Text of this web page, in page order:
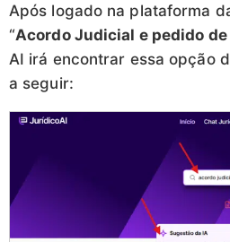
Após logado na plataforma
“Acordo Judicial e pedido
AI irá encontrar essa opção
a seguir: